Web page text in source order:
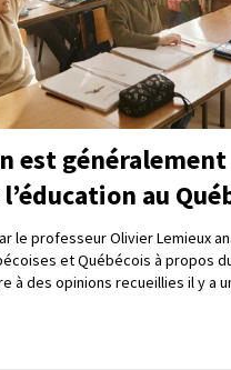
est généralement
au
le professeur Olivier Lemieux
et Québécois à propos
à des opinions recueillies il y a